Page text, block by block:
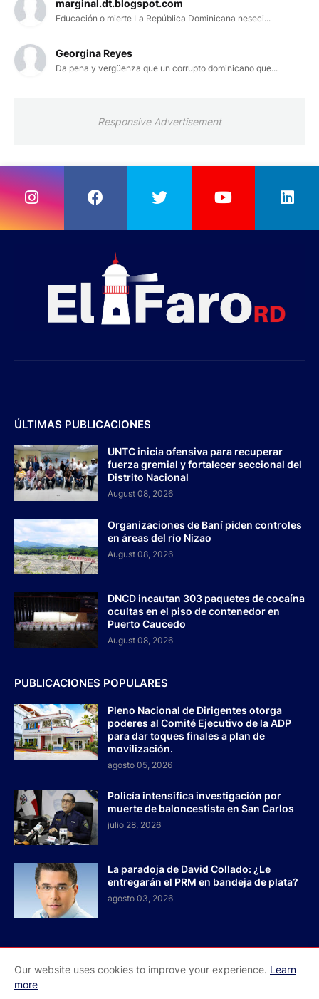
marginal.dt.blogspot.com
Educación o mierte La República Dominicana neseci...
Georgina Reyes
Da pena y vergüenza que un corrupto dominicano que...
Responsive Advertisement
ÚLTIMAS PUBLICACIONES
UNTC inicia ofensiva para recuperar
fuerza gremial y fortalecer seccional del
Distrito Nacional
August 08, 2026
Organizaciones de Baní piden controles
en áreas del río Nizao
August 08, 2026
DNCD incautan 303 paquetes de cocaína
ocultas en el piso de contenedor en
Puerto Caucedo
August 08, 2026
PUBLICACIONES POPULARES
Pleno Nacional de Dirigentes otorga
poderes al Comité Ejecutivo de la ADP
para dar toques finales a plan de
movilización.
agosto 05, 2026
Policía intensifica investigación por
muerte de baloncestista en San Carlos
julio 28, 2026
La paradoja de David Collado: ¿Le
entregarán el PRM en bandeja de plata?
agosto 03, 2026
Inicio Acerca de Nosotros
Contactos
Our website uses cookies to improve your experience. Learn
more